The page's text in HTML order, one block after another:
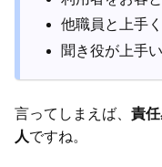
他職員と上手
聞き役が上手
言ってしまえば、 責
人ですね。